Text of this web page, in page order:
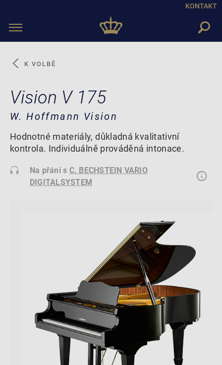
KONTAKT
Toggle
K VOLBĚ
Vision V 175
W. Hoffmann Vision
Hodnotné materiály, důkladná kvalitativní
kontrola. Individuálně prováděná intonace.
Na přání s C. BECHSTEIN VARIO
DIGITALSYSTEM